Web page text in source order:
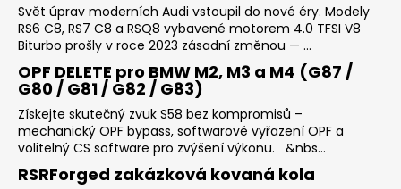
Svět úprav moderních Audi vstoupil do nové éry. Modely
RS6 C8, RS7 C8 a RSQ8 vybavené motorem 4.0 TFSI V8
Biturbo prošly v roce 2023 zásadní změnou — ...
OPF DELETE pro BMW M2, M3 a M4 (G87 /
G80 / G81 / G82 / G83)
Získejte skutečný zvuk S58 bez kompromisů –
mechanický OPF bypass, softwarové vyřazení OPF a
volitelný CS software pro zvýšení výkonu. &nbs...
RSRForged zakázková kovaná kola